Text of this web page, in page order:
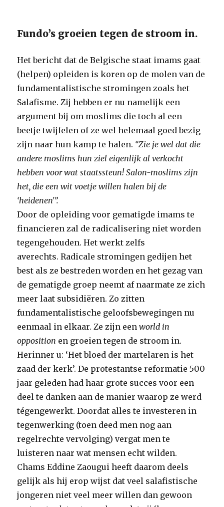
Fundo’s groeien tegen de stroom in.
Het bericht dat de Belgische staat imams gaat
(helpen) opleiden is koren op de molen van de
fundamentalistische stromingen zoals het
Salafisme. Zij hebben er nu namelijk een
argument bij om moslims die toch al een
beetje twijfelen of ze wel helemaal goed bezig
zijn naar hun kamp te halen. “Zie je wel dat die
andere moslims hun ziel eigenlijk al verkocht
hebben voor wat staatssteun! Salon-moslims zijn
het, die een wit voetje willen halen bij de
‘heidenen'”.
Door de opleiding voor gematigde imams te
financieren zal de radicalisering niet worden
tegengehouden. Het werkt zelfs
averechts. Radicale stromingen gedijen het
best als ze bestreden worden en het gezag van
de gematigde groep neemt af naarmate ze zich
meer laat subsidiëren. Zo zitten
fundamentalistische geloofsbewegingen nu
eenmaal in elkaar. Ze zijn eenworld in
opposition en groeien tegen de stroom in.
Herinner u: ‘Het bloed der martelaren is het
zaad der kerk’. De protestantse reformatie 500
jaar geleden had haar grote succes voor een
deel te danken aan de manier waarop ze werd
tégengewerkt. Doordat alles te investeren in
tegenwerking (toen deed men nog aan
regelrechte vervolging) vergat men te
luisteren naar wat mensen echt wilden.
Chams Eddine Zaougui heeft daarom deels
gelijk als hij erop wijst dat veel salafistische
jongeren niet veel meer willen dan gewoon